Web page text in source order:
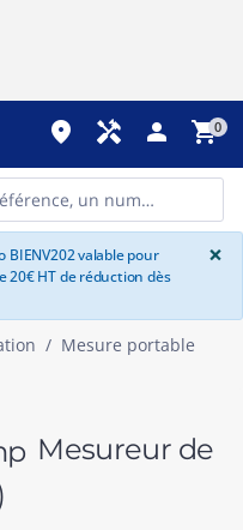
place handyman person shopping_cart0
BIENV202 valable pour
20€ HT de réduction dès
×
Mesure portable
Mesureur de